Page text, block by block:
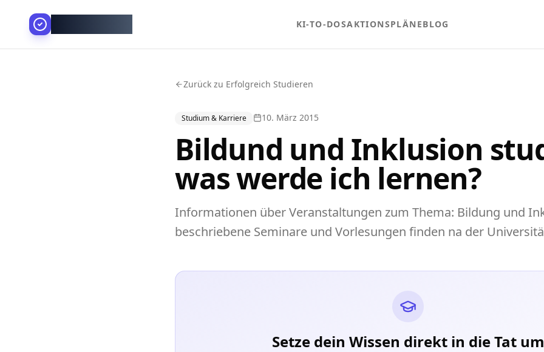
KI-TO-DOSAKTIONSPLÄNEBLOG
Zurück zu Erfolgreich Studieren
Studium & Karriere 10. März 2015
Bildund und Inklusion
was werde ich lernen?
Informationen über Veranstaltungen zum Thema: Bildung und
beschriebene Seminare und Vorlesungen finden na der
Setze dein Wissen direkt in die Tat um